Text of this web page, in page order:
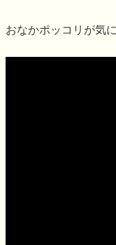
おなかポッコリが気